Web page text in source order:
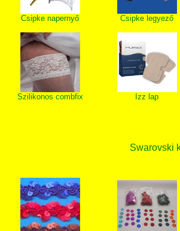
Csipke napernyő Csipke legyező
Szilikonos combfix Izz lap
Swarovski